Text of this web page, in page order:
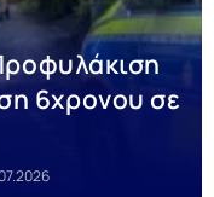
6χρονου σε